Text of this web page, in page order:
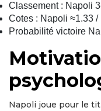
Classement : Napoli
Cotes : Napoli ≈1.33
Probabilité victoire
Napoli joue pour le